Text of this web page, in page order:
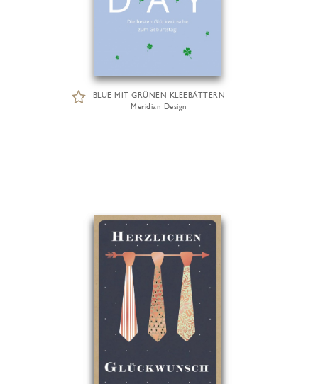
BLUE MIT GRÜNEN KLEEBÄTTERN
Meridian Design